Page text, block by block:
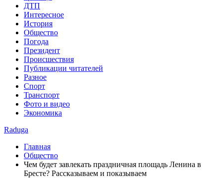
ДТП
Интересное
История
Общество
Погода
Президент
Происшествия
Публикации читателей
Разное
Спорт
Транспорт
Фото и видео
Экономика
Raduga
Главная
Общество
Чем будет завлекать праздничная площадь Ленина в
Бресте? Рассказываем и показываем